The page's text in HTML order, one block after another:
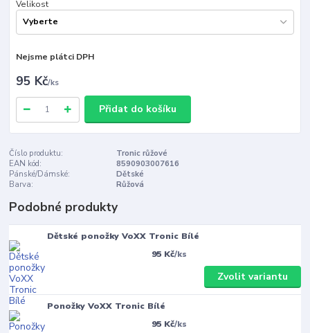
Velikost
Nejsme plátci DPH
95 Kč/ks
Přidat do košíku
Číslo produktu:
Tronic růžové
EAN kód:
8590903007616
Pánské/Dámské:
Dětské
Barva:
Růžová
Podobné produkty
Dětské ponožky VoXX Tronic Bílé
95 Kč/ks
Zvolit variantu
Ponožky VoXX Tronic Bílé
95 Kč/ks